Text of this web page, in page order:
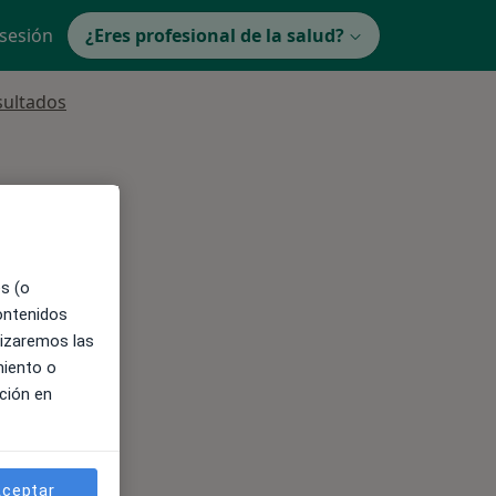
¿Eres profesional de la salud?
(o
las
o
en